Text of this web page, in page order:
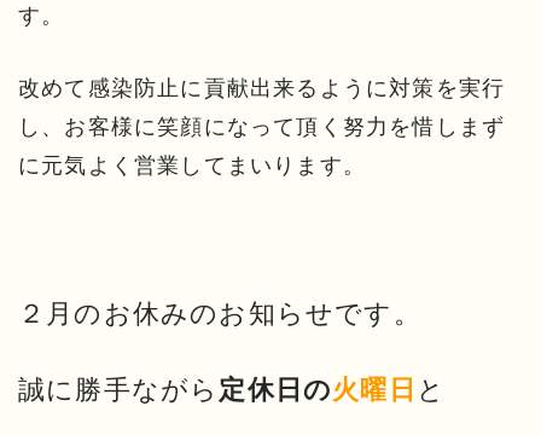
す。
改めて感染防止に貢献出来るように対策を実行
し、お客様に笑顔になって頂く努力を惜しまず
に元気よく営業してまいります。
２月のお休みのお知らせです。
誠に勝手ながら 定休日の火曜日 と